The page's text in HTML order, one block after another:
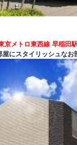
京メトロ東西線 早稲田
屋にスタイリッシュなお